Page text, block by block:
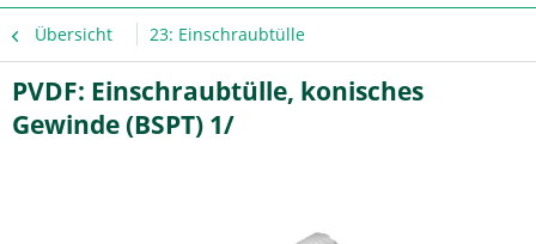
Übersicht 23: Einschraubtülle
PVDF: Einschraubtülle, konisches
Gewinde (BSPT) 1/